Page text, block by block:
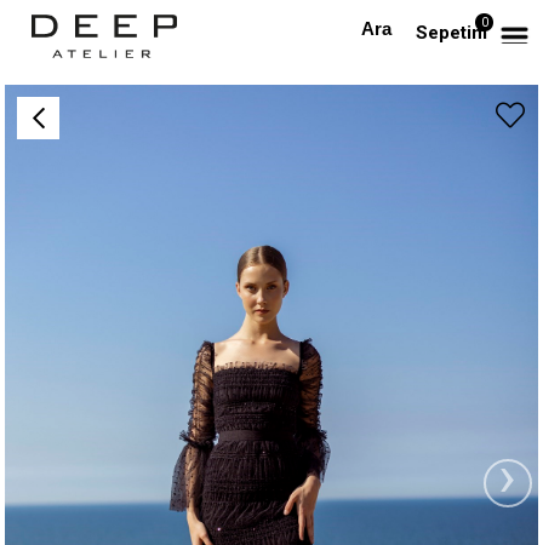
Sepetim0
Anasayfa Siyah Pul Detaylı Tasarım Tül Elbise
›